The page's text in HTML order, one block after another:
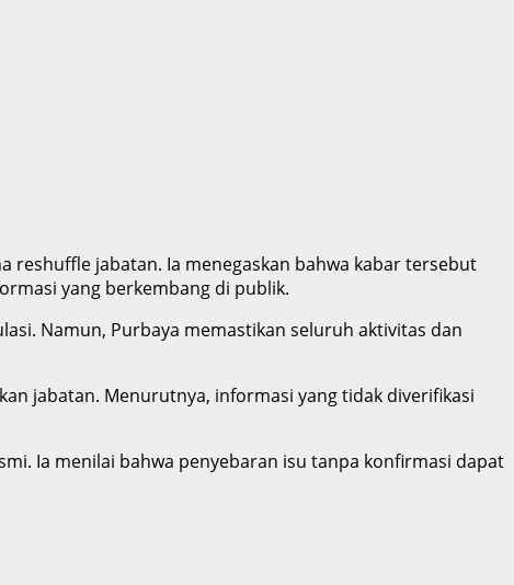
reshuffle jabatan. Ia menegaskan bahwa kabar tersebut
yang berkembang di publik.
Namun, Purbaya memastikan seluruh aktivitas dan
jabatan. Menurutnya, informasi yang tidak diverifikasi
Ia menilai bahwa penyebaran isu tanpa konfirmasi dapat